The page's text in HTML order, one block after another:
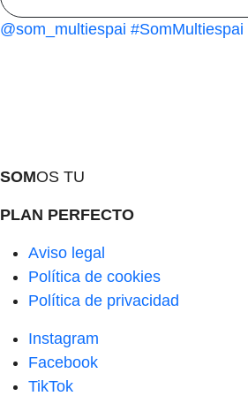
@som_multiespai #SomMultiespai
SOMOS TU
PLAN PERFECTO
Aviso legal
Política de cookies
Política de privacidad
Instagram
Facebook
TikTok